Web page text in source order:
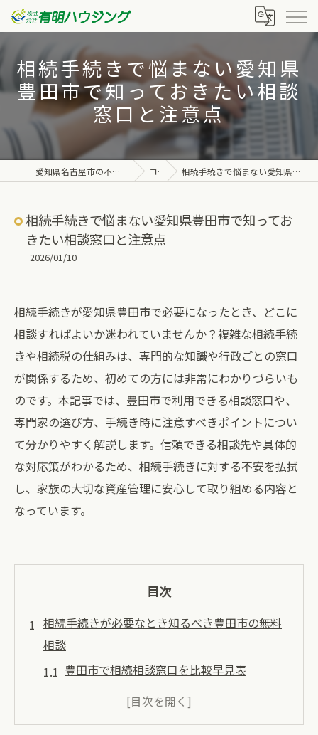
相続手続きで悩まない愛知県
豊田市で知っておきたい相談
窓口と注意点
愛知県名古屋市の不動産なら株式会社有明ハウジング コラム 相続手続きで悩まない愛知県豊田市で知っておきたい相談窓口と注意点
相続手続きで悩まない愛知県豊田市で知ってお
きたい相談窓口と注意点
2026/01/10
相続手続きが愛知県豊田市で必要になったとき、どこに
相談すればよいか迷われていませんか？複雑な相続手続
きや相続税の仕組みは、専門的な知識や行政ごとの窓口
が関係するため、初めての方には非常にわかりづらいも
のです。本記事では、豊田市で利用できる相談窓口や、
専門家の選び方、手続き時に注意すべきポイントについ
て分かりやすく解説します。信頼できる相談先や具体的
な対応策がわかるため、相続手続きに対する不安を払拭
し、家族の大切な資産管理に安心して取り組める内容と
なっています。
目次
相続手続きが必要なとき知るべき豊田市の無料
相談
豊田市で相続相談窓口を比較早見表
相続手続きの第一歩はどこに相談？